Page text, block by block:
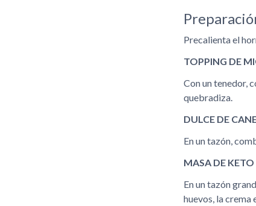
Precalienta el
TOPPING DE
Con un tenedor,
quebradiza.
DULCE DE
En un tazón,
MASA DE
En un tazón
huevos, la crema